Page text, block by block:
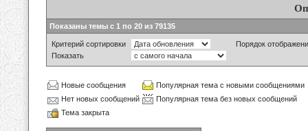
Показаны темы с 1 по 20 из 79135
Критерий сортировки
Порядок
Показать
Новые сообщения
Популярная тема с новыми сообщениями
Нет новых сообщений
Популярная тема без новых сообщений
Тема закрыта